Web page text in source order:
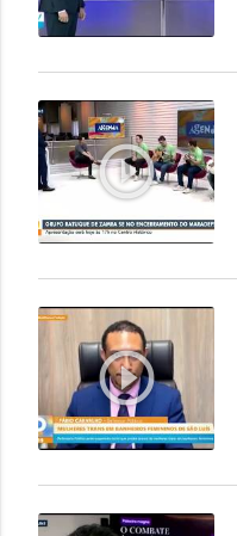
play_circle_outline
play_circle_outline